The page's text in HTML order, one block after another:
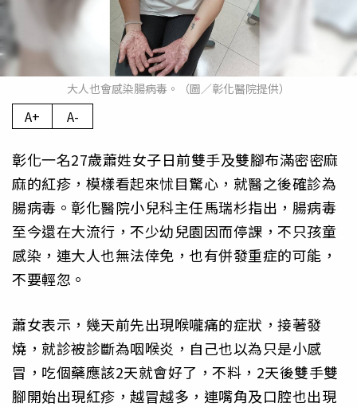
大人也會感染腸病毒。（圖／彰化醫院提供）
A+ A-
彰化一名27歲蕭姓女子日前雙手及雙腳布滿密密麻
麻的紅疹，模樣看起來怵目驚心，就醫之後確診為
腸病毒。彰化醫院小兒科主任馬瑞杉指出，腸病毒
至今還在大流行，不少幼兒園因而停課，不只孩童
感染，連大人也無法倖免，也有併發重症的可能，
不要輕忽。
蕭女表示，幾天前先出現喉嚨痛的症狀，接著發
燒，就診被診斷為咽喉炎，自己也以為只是小感
冒，吃個藥應該2天就會好了，不料，2天後雙手雙
腳開始出現紅疹，越冒越多，連嘴角及口腔也出現